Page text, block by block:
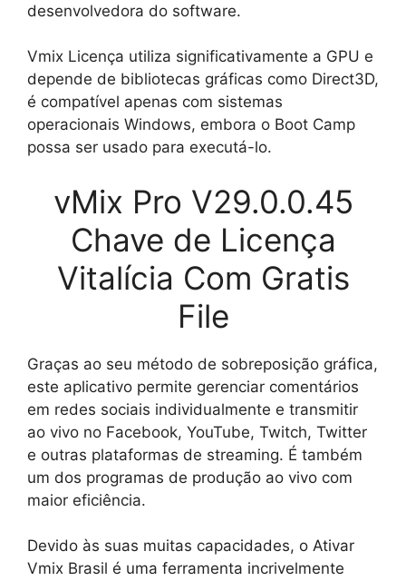
desenvolvedora do software.
Vmix Licença utiliza significativamente a GPU e
depende de bibliotecas gráficas como Direct3D,
é compatível apenas com sistemas
operacionais Windows, embora o Boot Camp
possa ser usado para executá-lo.
vMix Pro V29.0.0.45
Chave de Licença
Vitalícia Com Gratis
File
Graças ao seu método de sobreposição gráfica,
este aplicativo permite gerenciar comentários
em redes sociais individualmente e transmitir
ao vivo no Facebook, YouTube, Twitch, Twitter
e outras plataformas de streaming. É também
um dos programas de produção ao vivo com
maior eficiência.
Devido às suas muitas capacidades, o Ativar
Vmix Brasil é uma ferramenta incrivelmente